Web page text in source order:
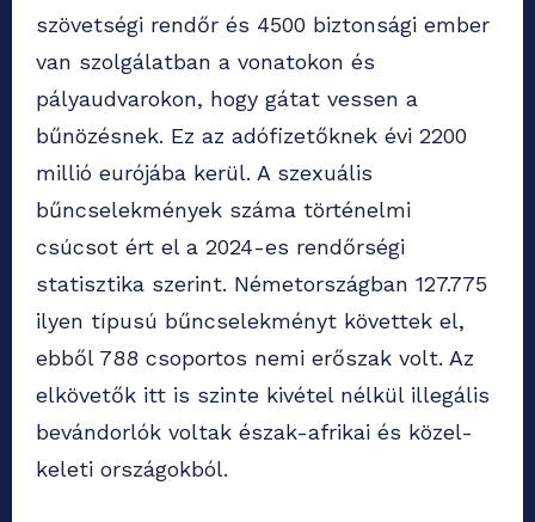
szövetségi rendőr és 4500 biztonsági ember
van szolgálatban a vonatokon és
pályaudvarokon, hogy gátat vessen a
bűnözésnek. Ez az adófizetőknek évi 2200
millió eurójába kerül. A szexuális
bűncselekmények száma történelmi
csúcsot ért el a 2024-es rendőrségi
statisztika szerint. Németországban 127.775
ilyen típusú bűncselekményt követtek el,
ebből 788 csoportos nemi erőszak volt. Az
elkövetők itt is szinte kivétel nélkül illegális
bevándorlók voltak észak-afrikai és közel-
keleti országokból.